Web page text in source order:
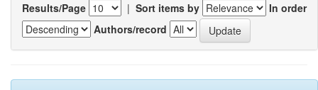
Results/Page | Sort items by
In order
Authors/record